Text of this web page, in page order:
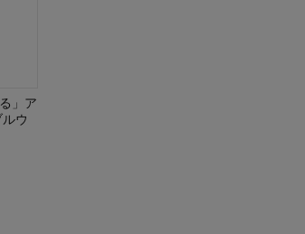
」ア
ウ